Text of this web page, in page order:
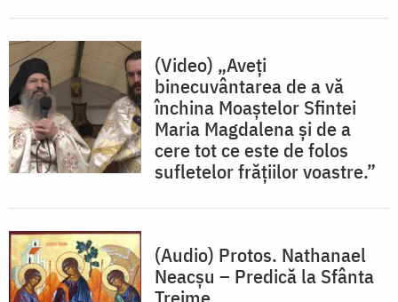
(Video) „Aveți
binecuvântarea de a vă
închina Moaștelor Sfintei
Maria Magdalena și de a
cere tot ce este de folos
sufletelor frățiilor voastre.”
(Audio) Protos. Nathanael
Neacşu – Predică la Sfânta